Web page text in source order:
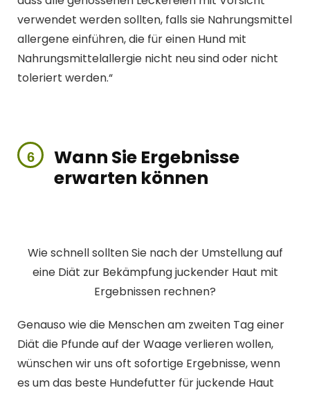
verwendet werden sollten, falls sie Nahrungsmittel
allergene einführen, die für einen Hund mit
Nahrungsmittelallergie nicht neu sind oder nicht
toleriert werden.“
Wann Sie Ergebnisse
erwarten können
Wie schnell sollten Sie nach der Umstellung auf
eine Diät zur Bekämpfung juckender Haut mit
Ergebnissen rechnen?
Genauso wie die Menschen am zweiten Tag einer
Diät die Pfunde auf der Waage verlieren wollen,
wünschen wir uns oft sofortige Ergebnisse, wenn
es um das beste Hundefutter für juckende Haut